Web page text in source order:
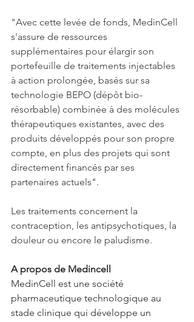
"Avec cette levée de fonds, MedinCell
s'assure de ressources
supplémentaires pour élargir son
portefeuille de traitements injectables
à action prolongée, basés sur sa
technologie BEPO (dépôt bio-
résorbable) combinée à des molécules
thérapeutiques existantes, avec des
produits développés pour son propre
compte, en plus des projets qui sont
directement financés par ses
partenaires actuels".
Les traitements concernent la
contraception, les antipsychotiques, la
douleur ou encore le paludisme.
A propos de Medincell
MedinCell est une société
pharmaceutique technologique au
stade clinique qui développe un